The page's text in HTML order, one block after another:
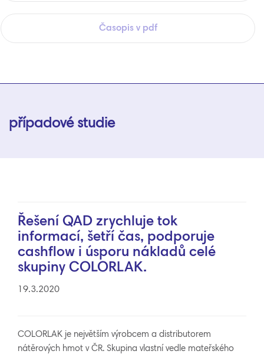
Časopis v pdf
případové studie
Řešení QAD zrychluje tok
informací, šetří čas, podporuje
cashflow i úsporu nákladů celé
skupiny COLORLAK.
19.3.2020
COLORLAK je největším výrobcem a distributorem
nátěrových hmot v ČR. Skupina vlastní vedle mateřského